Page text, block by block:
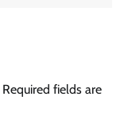
Required fields are